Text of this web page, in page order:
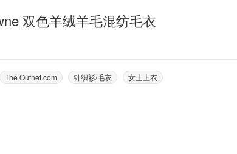
双色羊绒羊毛混纺毛衣
The Outnet.com 针织衫/毛衣 女士上衣